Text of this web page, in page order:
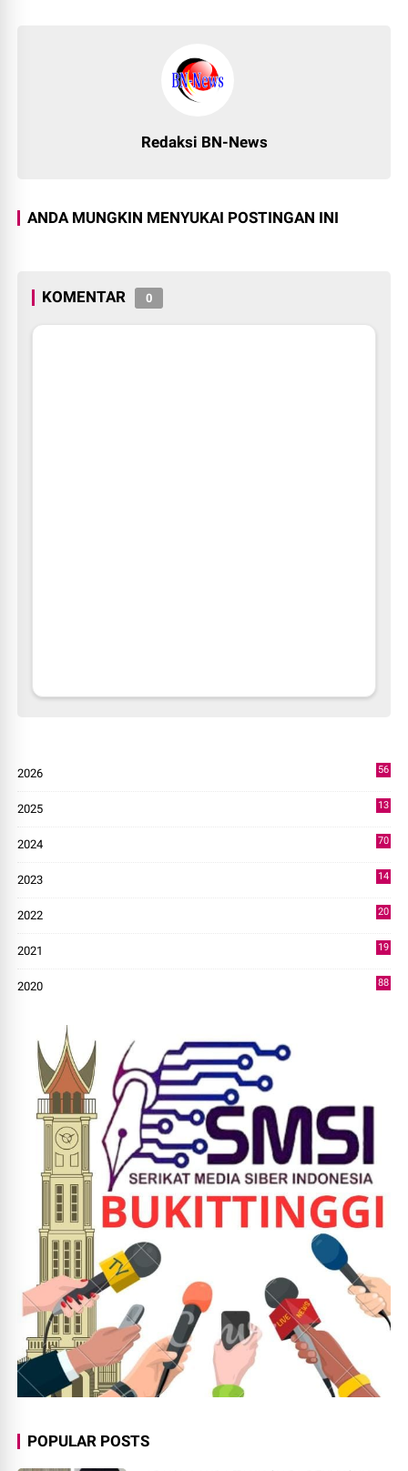
Redaksi BN-News
ANDA MUNGKIN MENYUKAI POSTINGAN INI
KOMENTAR 0
2026
56
2025
13
2024
70
2023
14
2022
20
2021
19
2020
88
POPULAR POSTS